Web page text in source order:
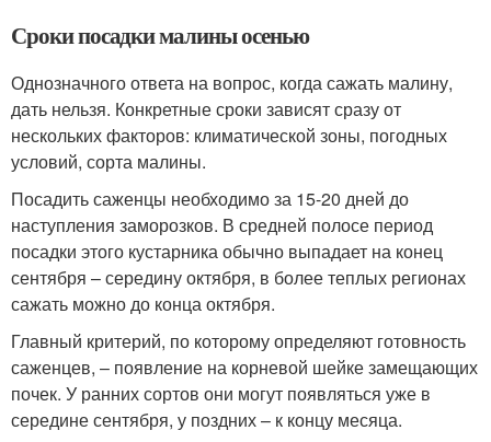
Сроки посадки малины осенью
Однозначного ответа на вопрос, когда сажать малину,
дать нельзя. Конкретные сроки зависят сразу от
нескольких факторов: климатической зоны, погодных
условий, сорта малины.
Посадить саженцы необходимо за 15-20 дней до
наступления заморозков. В средней полосе период
посадки этого кустарника обычно выпадает на конец
сентября – середину октября, в более теплых регионах
сажать можно до конца октября.
Главный критерий, по которому определяют готовность
саженцев, – появление на корневой шейке замещающих
почек. У ранних сортов они могут появляться уже в
середине сентября, у поздних – к концу месяца.